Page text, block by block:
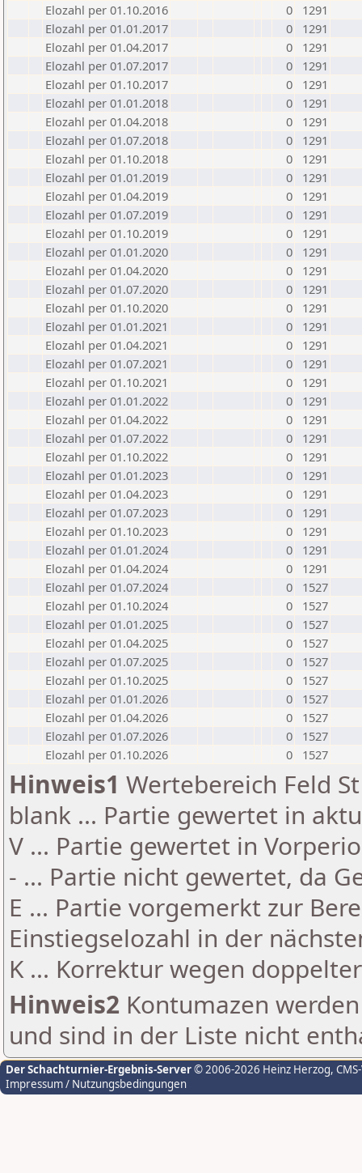
Elozahl per 01.10.2016
0
1291
Elozahl per 01.01.2017
0
1291
Elozahl per 01.04.2017
0
1291
Elozahl per 01.07.2017
0
1291
Elozahl per 01.10.2017
0
1291
Elozahl per 01.01.2018
0
1291
Elozahl per 01.04.2018
0
1291
Elozahl per 01.07.2018
0
1291
Elozahl per 01.10.2018
0
1291
Elozahl per 01.01.2019
0
1291
Elozahl per 01.04.2019
0
1291
Elozahl per 01.07.2019
0
1291
Elozahl per 01.10.2019
0
1291
Elozahl per 01.01.2020
0
1291
Elozahl per 01.04.2020
0
1291
Elozahl per 01.07.2020
0
1291
Elozahl per 01.10.2020
0
1291
Elozahl per 01.01.2021
0
1291
Elozahl per 01.04.2021
0
1291
Elozahl per 01.07.2021
0
1291
Elozahl per 01.10.2021
0
1291
Elozahl per 01.01.2022
0
1291
Elozahl per 01.04.2022
0
1291
Elozahl per 01.07.2022
0
1291
Elozahl per 01.10.2022
0
1291
Elozahl per 01.01.2023
0
1291
Elozahl per 01.04.2023
0
1291
Elozahl per 01.07.2023
0
1291
Elozahl per 01.10.2023
0
1291
Elozahl per 01.01.2024
0
1291
Elozahl per 01.04.2024
0
1291
Elozahl per 01.07.2024
0
1527
Elozahl per 01.10.2024
0
1527
Elozahl per 01.01.2025
0
1527
Elozahl per 01.04.2025
0
1527
Elozahl per 01.07.2025
0
1527
Elozahl per 01.10.2025
0
1527
Elozahl per 01.01.2026
0
1527
Elozahl per 01.04.2026
0
1527
Elozahl per 01.07.2026
0
1527
Elozahl per 01.10.2026
0 1527
Hinweis1 Wertebereich Feld
blank ... Partie gewertet in
V ... Partie gewertet in
- ... Partie nicht gewertet, da
E ... Partie vorgemerkt zur
Einstiegselozahl in der
K ... Korrektur wegen
Hinweis2 Kontumazen
und sind in der Liste nicht
Der Schachturnier-Ergebnis-Server© 2006-2026 Heinz Herzog,
Impressum / Nutzungsbedingungen